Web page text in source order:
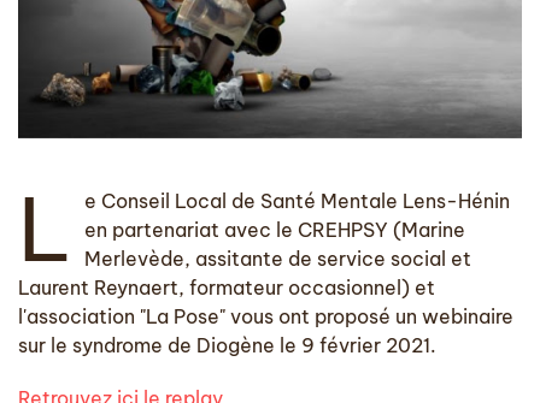
L
e Conseil Local de Santé Mentale Lens-Hénin
en partenariat avec le CREHPSY (Marine
Merlevède, assitante de service social et
Laurent Reynaert, formateur occasionnel) et
l'association "La Pose" vous ont proposé un webinaire
sur le syndrome de Diogène le 9 février 2021.